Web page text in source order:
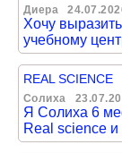
Диера
Хочу
учебному
REAL SCIENCE
Солиха
Я Солиха 6
Real science и